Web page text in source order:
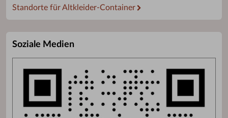
Standorte für Altkleider-Container
Soziale Medien